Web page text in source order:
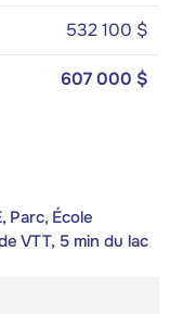
532 100 $
607 000 $
Parc, École
VTT, 5 min du lac